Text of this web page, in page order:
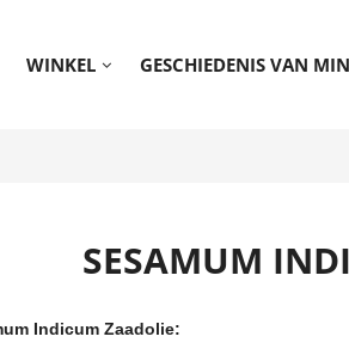
WINKEL GESCHIEDENIS VAN
SESAMUM
Indicum Zaadolie: